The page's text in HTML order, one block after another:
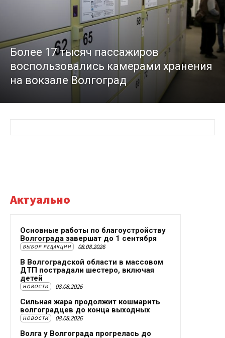
Более 17 тысяч пассажиров
воспользовались камерами хранения
на вокзале Волгоград
Актуально
Основные работы по благоустройству
Волгограда завершат до 1 сентября
ВЫБОР РЕДАКЦИИ 08.08.2026
В Волгоградской области в массовом
ДТП пострадали шестеро, включая
детей
НОВОСТИ 08.08.2026
Сильная жара продолжит кошмарить
волгоградцев до конца выходных
НОВОСТИ 08.08.2026
Волга у Волгограда прогрелась до